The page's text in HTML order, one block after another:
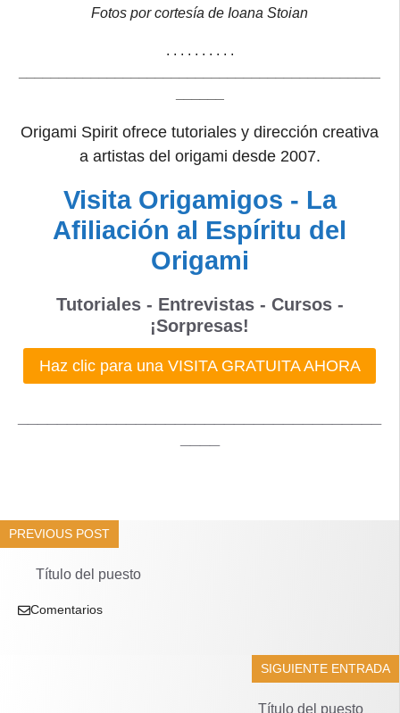
Fotos por cortesía de Ioana Stoian
. . . . . . . . . .
Origami Spirit ofrece tutoriales y dirección creativa
a artistas del origami desde 2007.
Visita Origamigos - La
Afiliación al Espíritu del
Origami
Tutoriales - Entrevistas - Cursos -
¡Sorpresas!
Haz clic para una VISITA GRATUITA AHORA
PREVIOUS POST
Título del puesto
Comentarios
SIGUIENTE ENTRADA
Título del puesto